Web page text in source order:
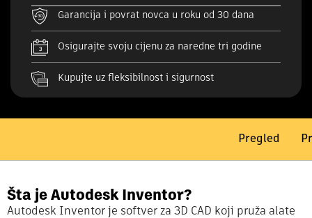
Garancija i povrat novca u roku od 30 dana
Osigurajte svoju cijenu za naredne tri godine
Kupujte uz fleksibilnost i sigurnost
Pregled
Šta je Autodesk Inventor?
Autodesk Inventor je softver za 3D CAD koji pruža alate